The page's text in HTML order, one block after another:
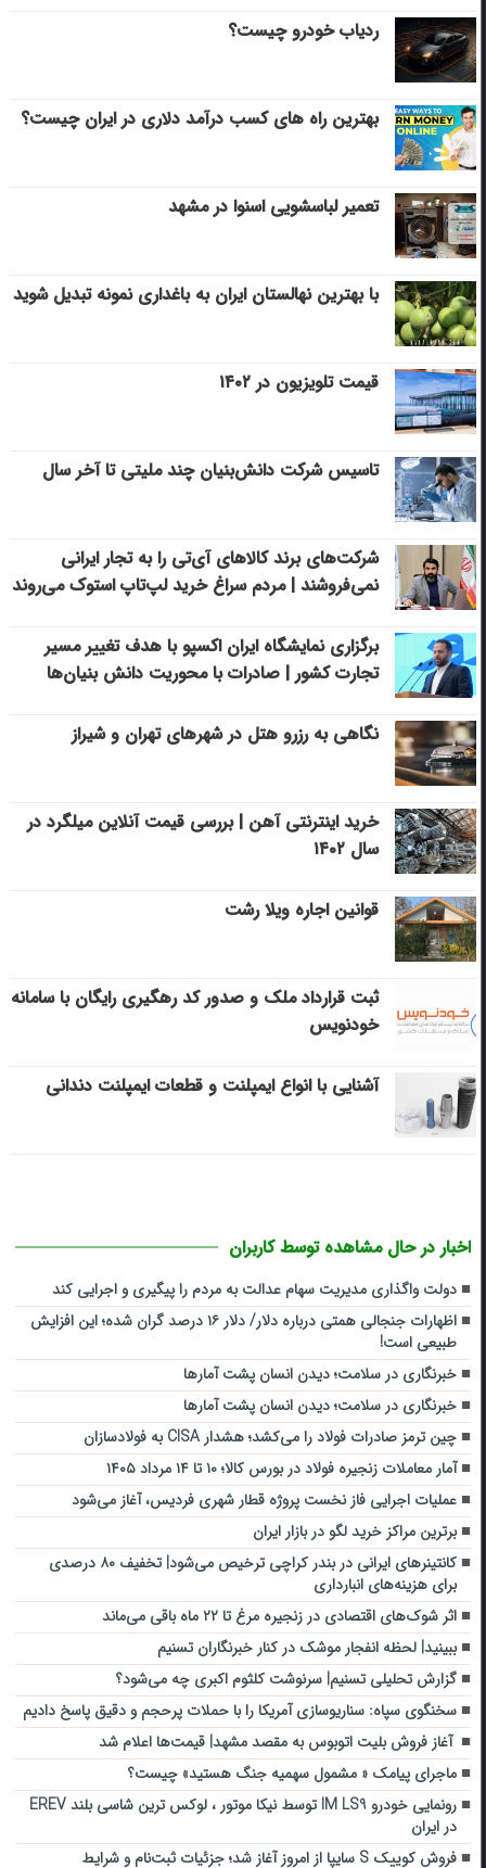
ردیاب خودرو چیست؟
بهترین راه های کسب درآمد دلاری در ایران چیست؟
تعمیر لباسشویی اسنوا در مشهد
با بهترین نهالستان ایران به باغداری نمونه تبدیل شوید
قیمت تلویزیون در ۱۴۰۲
تاسیس شرکت دانش‌بنیان چند ملیتی تا آخر سال
شرکت‌های برند کالاهای آی‌تی را به تجار ایرانی
نمی‌فروشند | مردم سراغ خرید لپ‌تاپ استوک می‌روند
برگزاری نمایشگاه ایران اکسپو با هدف تغییر مسیر
تجارت کشور | صادرات با محوریت دانش بنیان‌ها
نگاهی به رزرو هتل در شهرهای تهران و شیراز
خرید اینترنتی آهن | بررسی قیمت آنلاین میلگرد در
سال ۱۴۰۲
قوانین اجاره ویلا رشت
ثبت قرارداد ملک و صدور کد رهگیری رایگان با سامانه
خودنویس
آشنایی با انواع ایمپلنت و قطعات ایمپلنت دندانی
اخبار در حال مشاهده توسط کاربران
دولت واگذاری مدیریت سهام عدالت به مردم را پیگیری و اجرایی کند
اظهارات جنجالی همتی درباره دلار/ دلار ۱۶ درصد گران شده؛ این افزایش
طبیعی است!
خبرنگاری در سلامت؛ دیدن انسان پشت آمارها
خبرنگاری در سلامت؛ دیدن انسان پشت آمارها
چین ترمز صادرات فولاد را می‌کشد؛ هشدار CISA به فولادسازان
آمار معاملات زنجیره فولاد در بورس کالا؛ ۱۰ تا ۱۴ مرداد ۱۴۰۵
عملیات اجرایی فاز نخست پروژه قطار شهری فردیس، آغاز می‌شود
برترین مراکز خرید لگو در بازار ایران
کانتینرهای ایرانی در بندر کراچی ترخیص می‌شود| تخفیف ۸۰ درصدی
برای هزینه‌های انبارداری
اثر شوک‌های اقتصادی در زنجیره مرغ تا ۲۲ ماه باقی می‌ماند
ببینید| لحظه انفجار موشک‌ در کنار خبرنگاران تسنیم
گزارش تحلیلی تسنیم| سرنوشت کلثوم اکبری چه می‌شود؟
سخنگوی سپاه: سناریوسازی آمریکا را با حملات پرحجم‌‌ و دقیق‌ پاسخ دادیم
آغاز فروش بلیت اتوبوس به مقصد مشهد| قیمت‌ها اعلام شد
ماجرای پیامک « مشمول سهمیه جنگ هستید» چیست؟
رونمایی خودرو IM LS9 توسط نیکا موتور ، لوکس ترین شاسی بلند EREV
در ایران
فروش کوییک S سایپا از امروز آغاز شد؛ جزئیات ثبت‌نام و شرایط